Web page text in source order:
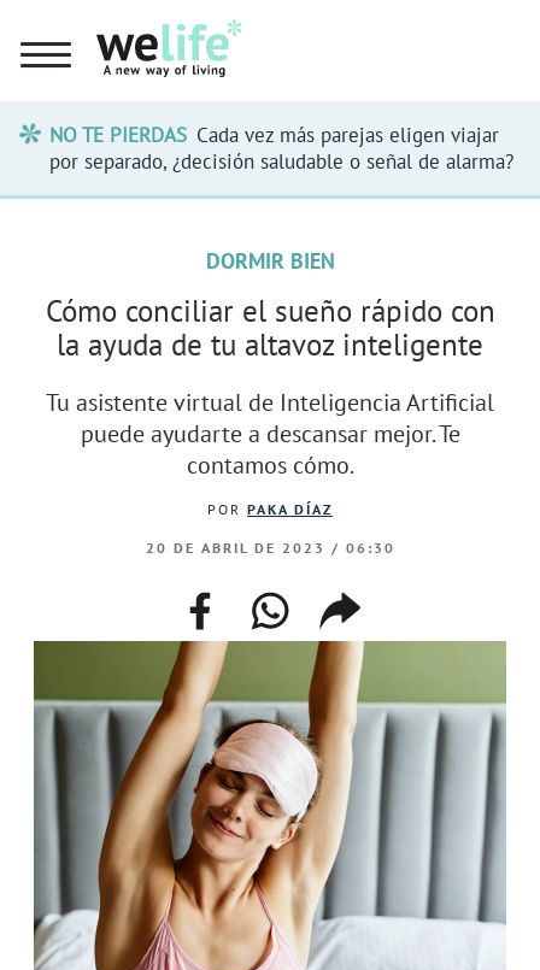
NO TE PIERDAS Cada vez más parejas eligen viajar
por separado, ¿decisión saludable o señal de alarma?
DORMIR BIEN
Cómo conciliar el sueño rápido con
la ayuda de tu altavoz inteligente
Tu asistente virtual de Inteligencia Artificial
puede ayudarte a descansar mejor. Te
contamos cómo.
POR PAKA DÍAZ
20 DE ABRIL DE 2023 / 06:30
facebookwhatsappcompartir
enlace